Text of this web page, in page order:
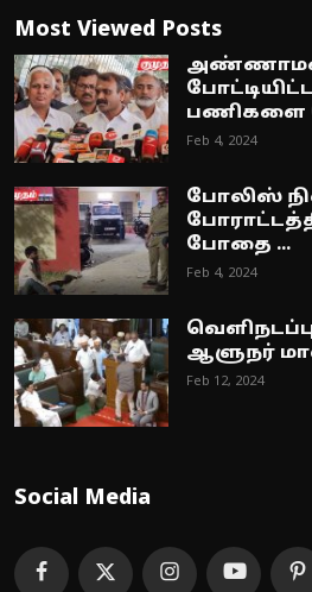
Most Viewed Posts
பணிகளை
Feb 4, 2024
போலிஸ்
போதை ...
Feb 4, 2024
ஆளுநர்
Feb 12, 2024
Social Media